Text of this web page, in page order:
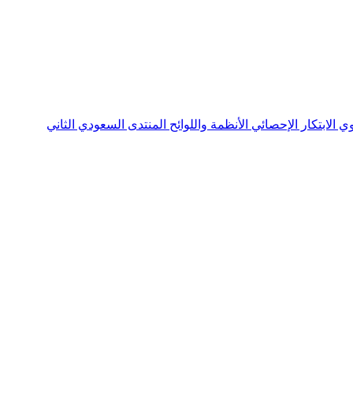
الابتكار الإحصائي الأنظمة واللوائح المنتدى السعودي الثاني